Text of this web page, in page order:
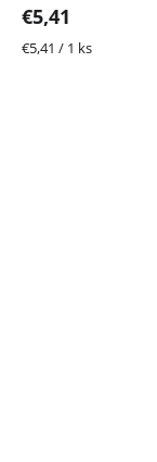
€5,41
Jednotková
€5,41 / 1 ks